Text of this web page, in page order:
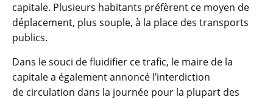
capitale. Plusieurs habitants préfèrent ce moyen de
déplacement, plus souple, à la place des transports
publics.
Dans le souci de fluidifier ce trafic, le maire de la
capitale a également annoncé l’interdiction
de circulation dans la journée pour la plupart des